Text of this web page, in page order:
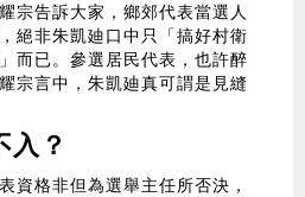
宗告訴大家，鄉郊代表當選人
絕非朱凱廸口中只「搞好村衛
而已。參選居民代表，也許醉
宗言中，朱凱廸真可謂是見縫
入？
資格非但為選舉主任所否決，